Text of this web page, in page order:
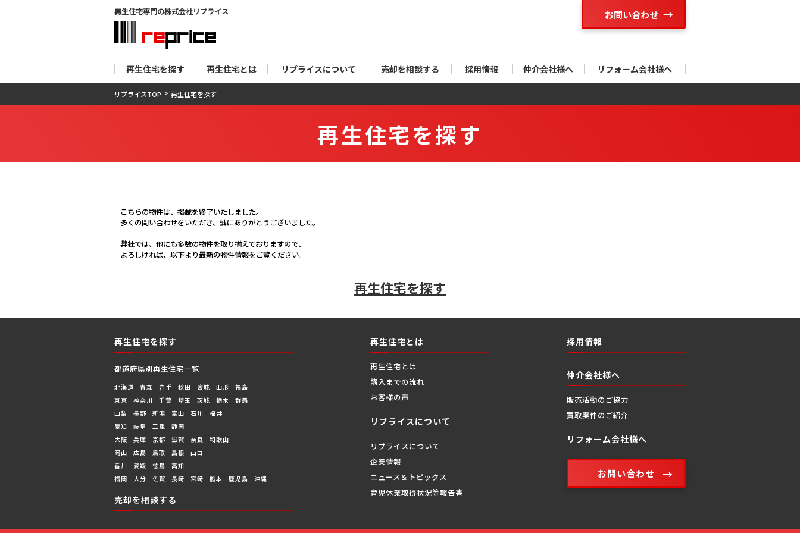
再生住宅専門の株式会社リプライス お問い合わせ
再生住宅を探す 再生住宅とは リプライスについて 売却を相談する 採用情報 仲介会社様へ リフォーム会社様へ
リプライスTOP 再生住宅を探す
再生住宅を探す
こちらの物件は、掲載を終了いたしました。
多くの問い合わせをいただき、誠にありがとうございました。
弊社では、他にも多数の物件を取り揃えておりますので、
よろしければ、以下より最新の物件情報をご覧ください。
再生住宅を探す
再生住宅を探す
都道府県別再生住宅一覧
北海道 青森 岩手 秋田 宮城 山形
福島
東京
神奈川 千葉 埼玉 茨城 栃木
群馬
山梨
長野 新潟 富山 石川
福井
愛知
岐阜 三重
静岡
大阪
兵庫 京都 滋賀 奈良
和歌山
岡山
広島 鳥取 島根
山口
香川
愛媛 徳島
高知
福岡
大分 佐賀 長崎 宮崎 熊本 鹿児島 沖縄
売却を相談する
再生住宅とは
再生住宅とは
購入までの流れ
お客様の声
リプライスについて
リプライスについて
企業情報
ニュース＆トピックス
育児休業取得状況等報告書
採用情報
仲介会社様へ
販売活動のご協力
買取案件のご紹介
リフォーム会社様へ
お問い合わせ